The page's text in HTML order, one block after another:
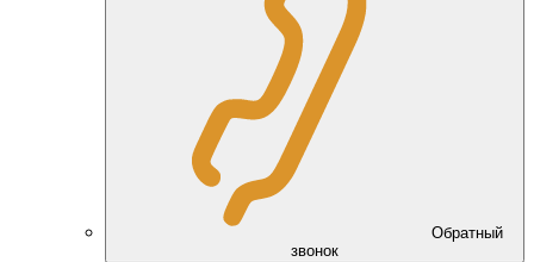
Обратный
звонок